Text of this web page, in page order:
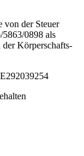
von der Steuer
5863/0898 als
der Körper­schafts­